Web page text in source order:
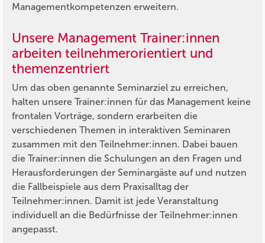
Managementkompetenzen erweitern.
Unsere Management Trainer:innen
arbeiten teilnehmerorientiert und
themenzentriert
Um das oben genannte Seminarziel zu erreichen,
halten unsere Trainer:innen für das Management keine
frontalen Vorträge, sondern erarbeiten die
verschiedenen Themen in interaktiven Seminaren
zusammen mit den Teilnehmer:innen. Dabei bauen
die Trainer:innen die Schulungen an den Fragen und
Herausforderungen der Seminargäste auf und nutzen
die Fallbeispiele aus dem Praxisalltag der
Teilnehmer:innen. Damit ist jede Veranstaltung
individuell an die Bedürfnisse der Teilnehmer:innen
angepasst.